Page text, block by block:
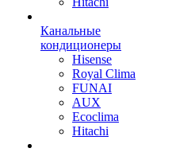
Канальные
кондиционеры
Hisense
Royal Clima
FUNAI
AUX
Ecoclima
Hitachi